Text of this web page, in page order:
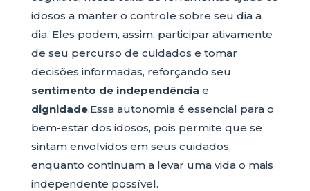
idosos a manter o controle sobre seu dia a
dia. Eles podem, assim, participar ativamente
de seu percurso de cuidados e tomar
decisões informadas, reforçando seu
sentimento de independência e
dignidade.Essa autonomia é essencial para o
bem-estar dos idosos, pois permite que se
sintam envolvidos em seus cuidados,
enquanto continuam a levar uma vida o mais
independente possível.